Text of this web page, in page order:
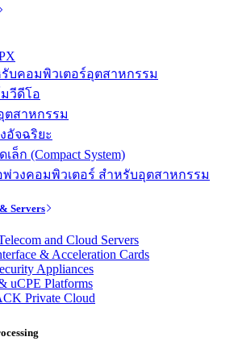
บคอมพิวเตอร์อุตสาหกรรม
วีดีโอ
ตสาหกรรม
อัจฉริยะ
ล็ก (Compact System)
วงคอมพิวเตอร์ สำหรับอุตสาหกรรม
Servers
and Cloud Servers
& Acceleration Cards
Appliances
uCPE Platforms
Private Cloud